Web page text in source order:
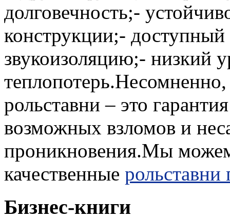
долговечность;-
конструкции;-
звукоизоляцию;- низкий
рольставни – это
возможных взломов и
проникновения.Мы
качественные рольставни
Бизнес-книги